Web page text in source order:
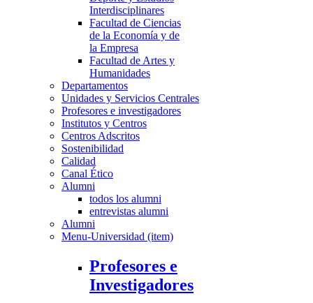
Interdisciplinares
Facultad de Ciencias
de la Economía y de
la Empresa
Facultad de Artes y
Humanidades
Departamentos
Unidades y Servicios Centrales
Profesores e investigadores
Institutos y Centros
Centros Adscritos
Sostenibilidad
Calidad
Canal Ético
Alumni
todos los alumni
entrevistas alumni
Alumni
Menu-Universidad (item)
Profesores e
Investigadores